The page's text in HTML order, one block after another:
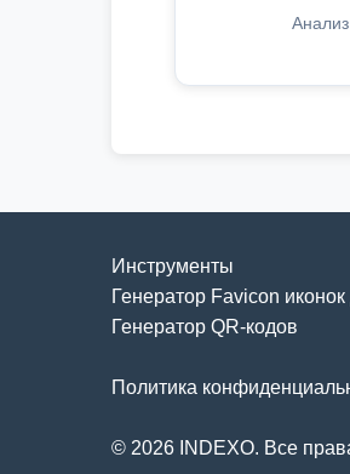
Инструменты
Генератор Favicon иконок
Генератор QR-кодов
Политика
© 2026 INDEXO. Все